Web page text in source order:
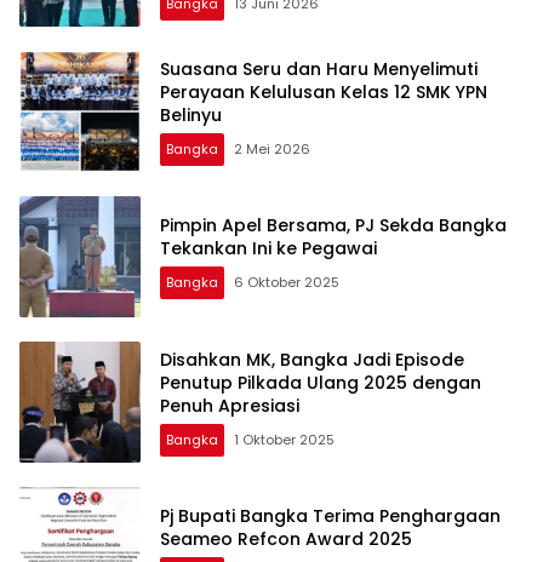
Suasana Seru dan Haru Menyelimuti
Perayaan Kelulusan Kelas 12 SMK YPN
Belinyu
Bangka 2 Mei 2026
Pimpin Apel Bersama, PJ Sekda Bangka
Tekankan Ini ke Pegawai
Bangka 6 Oktober 2025
Disahkan MK, Bangka Jadi Episode
Penutup Pilkada Ulang 2025 dengan
Penuh Apresiasi
Bangka 1 Oktober 2025
Pj Bupati Bangka Terima Penghargaan
Seameo Refcon Award 2025